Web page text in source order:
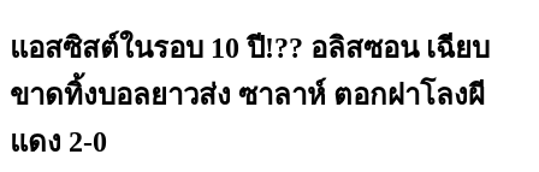
แอสซิสต์ในรอบ 10 ปี!?? อลิสซอน เฉียบ
ขาดทิ้งบอลยาวส่ง ซาลาห์ ตอกฝาโลงผี
แดง 2-0